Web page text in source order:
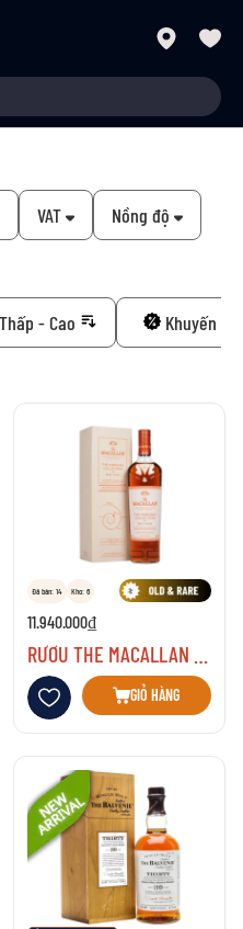
VAT Nồng độ
- Cao Khuyến
Đã bán: 14 Kho: 6
11.940.000₫
RƯỢU THE MACALLAN HARMONY COLLECTION RICH CACAO
Thêm vào danh sách yêu thích
GIỎ HÀNG